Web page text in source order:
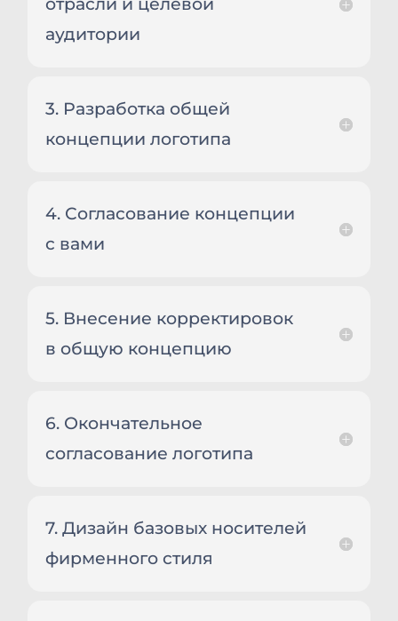
аудитории
3. Разработка общей
концепции логотипа
4. Согласование концепции
с вами
5. Внесение корректировок
в общую концепцию
6. Окончательное
согласование логотипа
7. Дизайн базовых носителей
фирменного стиля